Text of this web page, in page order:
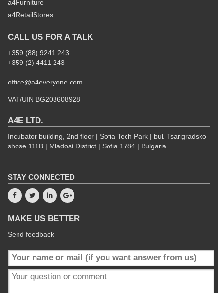
a4Furniture
a4RetailStores
CALL US FOR A TALK
+359 (88) 9241 243
+359 (2) 4411 243
office@a4everyone.com
VAT/UIN BG203608928
A4E LTD.
Incubator building, 2nd floor | Sofia Tech Park | bul. Tsarigradsko
shose 111B | Mladost District | Sofia 1784 | Bulgaria
STAY CONNECTED
MAKE US BETTER
Send feedback